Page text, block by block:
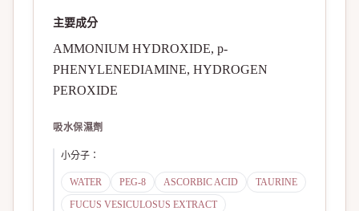
主要成分
AMMONIUM HYDROXIDE, p-
PHENYLENEDIAMINE, HYDROGEN
PEROXIDE
吸水保濕劑
小分子 ：
WATER PEG-8 ASCORBIC ACID
TAURINE
FUCUS VESICULOSUS EXTRACT